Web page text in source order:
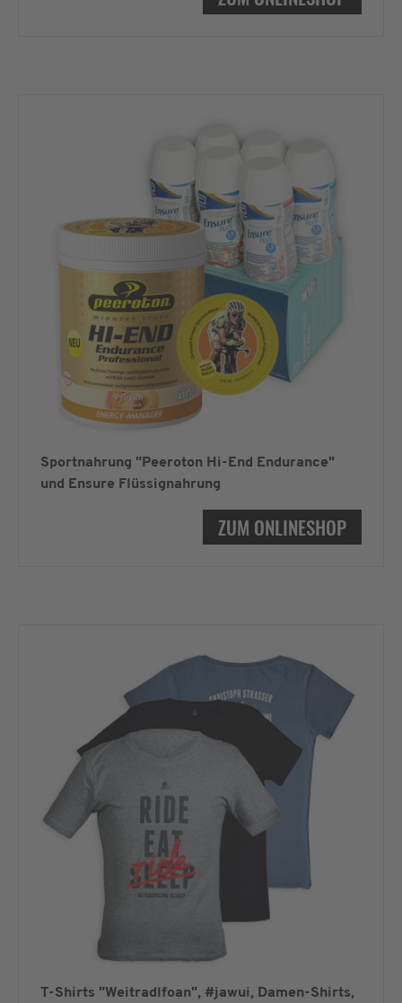
Sportnahrung "Peeroton Hi-End Endurance"
und Ensure Flüssignahrung
ZUM ONLINESHOP
T-Shirts "Weitradlfoan", #jawui, Damen-Shirts,